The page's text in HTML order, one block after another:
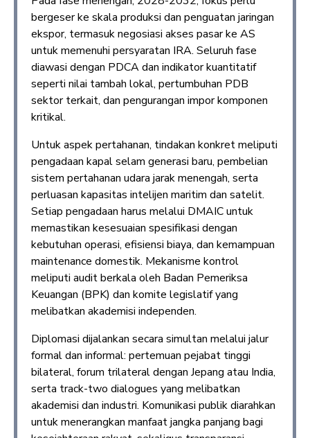
bergeser ke skala produksi dan penguatan jaringan
ekspor, termasuk negosiasi akses pasar ke AS
untuk memenuhi persyaratan IRA. Seluruh fase
diawasi dengan PDCA dan indikator kuantitatif
seperti nilai tambah lokal, pertumbuhan PDB
sektor terkait, dan pengurangan impor komponen
kritikal.
Untuk aspek pertahanan, tindakan konkret meliputi
pengadaan kapal selam generasi baru, pembelian
sistem pertahanan udara jarak menengah, serta
perluasan kapasitas intelijen maritim dan satelit.
Setiap pengadaan harus melalui DMAIC untuk
memastikan kesesuaian spesifikasi dengan
kebutuhan operasi, efisiensi biaya, dan kemampuan
maintenance domestik. Mekanisme kontrol
meliputi audit berkala oleh Badan Pemeriksa
Keuangan (BPK) dan komite legislatif yang
melibatkan akademisi independen.
Diplomasi dijalankan secara simultan melalui jalur
formal dan informal: pertemuan pejabat tinggi
bilateral, forum trilateral dengan Jepang atau India,
serta track-two dialogues yang melibatkan
akademisi dan industri. Komunikasi publik diarahkan
untuk menerangkan manfaat jangka panjang bagi